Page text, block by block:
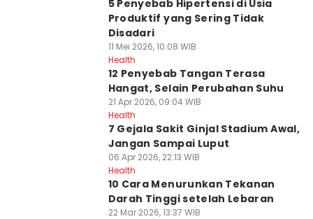
5 Penyebab Hipertensi di Usia
Produktif yang Sering Tidak
Disadari
11 Mei 2026, 10:08 WIB
Health
12 Penyebab Tangan Terasa
Hangat, Selain Perubahan Suhu
21 Apr 2026, 09:04 WIB
Health
7 Gejala Sakit Ginjal Stadium Awal,
Jangan Sampai Luput
06 Apr 2026, 22:13 WIB
Health
10 Cara Menurunkan Tekanan
Darah Tinggi setelah Lebaran
22 Mar 2026, 13:37 WIB